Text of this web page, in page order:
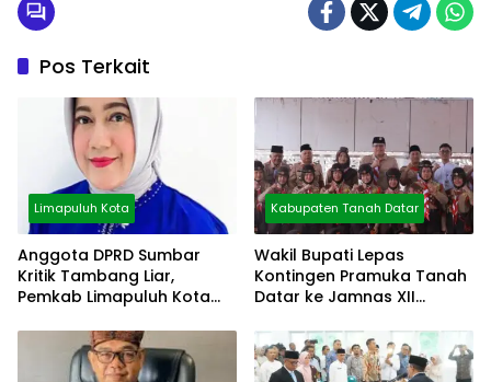
Pos Terkait
Limapuluh Kota
Anggota DPRD Sumbar
Kritik Tambang Liar,
Pemkab Limapuluh Kota
Kabupaten Tanah Datar
Wakil Bupati Lepas
Kontingen Pramuka Tanah
Datar ke Jamnas XII